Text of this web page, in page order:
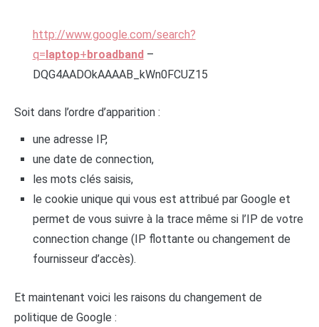
http://www.google.com/search?
q=laptop+broadband–
DQG4AADOkAAAAB_kWn0FCUZ15
Soit dans l’ordre d’apparition :
une adresse IP,
une date de connection,
les mots clés saisis,
le cookie unique qui vous est attribué par Google et
permet de vous suivre à la trace même si l’IP de votre
connection change (IP flottante ou changement de
fournisseur d’accès).
Et maintenant voici les raisons du changement de
politique de Google :